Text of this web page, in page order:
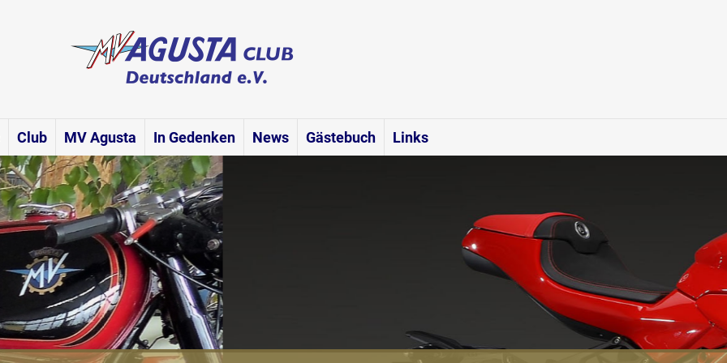
Club MV Agusta In Gedenken News Gästebuch Links